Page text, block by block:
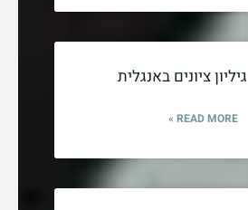
ציונים באנגלית
READ MORE »